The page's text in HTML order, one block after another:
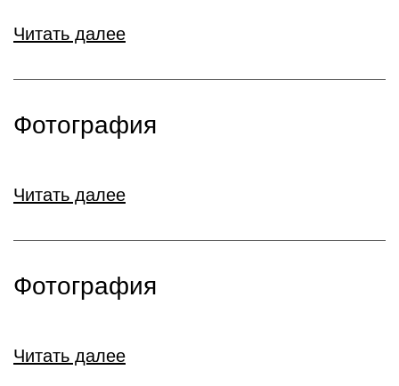
Читать далее
Фотография
Читать далее
Фотография
Читать далее